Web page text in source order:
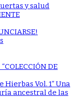
y salud
DE
Hierbas Vol. 1” Una
ancestral de las